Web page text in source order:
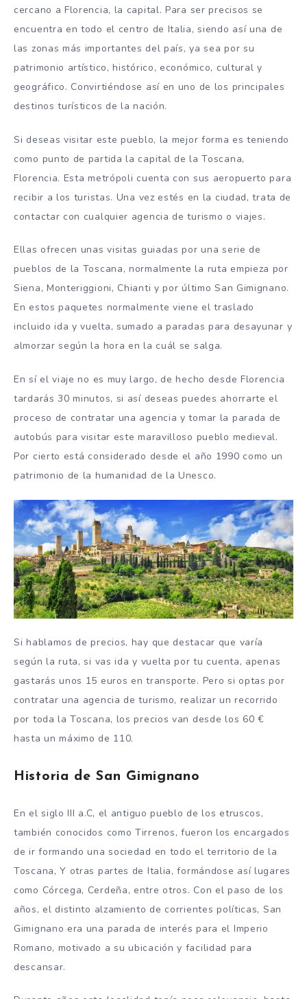
cercano a Florencia, la capital. Para ser precisos se
encuentra en todo el centro de Italia, siendo así una de
las zonas más importantes del país, ya sea por su
patrimonio artístico, histórico, económico, cultural y
geográfico. Convirtiéndose así en uno de los principales
destinos turísticos de la nación.
Si deseas visitar este pueblo, la mejor forma es teniendo
como punto de partida la capital de la Toscana,
Florencia. Esta metrópoli cuenta con sus aeropuerto para
recibir a los turistas. Una vez estés en la ciudad, trata de
contactar con cualquier agencia de turismo o viajes.
Ellas ofrecen unas visitas guiadas por una serie de
pueblos de la Toscana, normalmente la ruta empieza por
Siena, Monteriggioni, Chianti y por último San Gimignano.
En estos paquetes normalmente viene el traslado
incluido ida y vuelta, sumado a paradas para desayunar y
almorzar según la hora en la cuál se salga.
En sí el viaje no es muy largo, de hecho desde Florencia
tardarás 30 minutos, si así deseas puedes ahorrarte el
proceso de contratar una agencia y tomar la parada de
autobús para visitar este maravilloso pueblo medieval.
Por cierto está considerado desde el año 1990 como un
patrimonio de la humanidad de la Unesco.
Si hablamos de precios, hay que destacar que varía
según la ruta, si vas ida y vuelta por tu cuenta, apenas
gastarás unos 15 euros en transporte. Pero si optas por
contratar una agencia de turismo, realizar un recorrido
por toda la Toscana, los precios van desde los 60 €
hasta un máximo de 110.
Historia de San Gimignano
En el siglo III a.C, el antiguo pueblo de los etruscos,
también conocidos como Tirrenos, fueron los encargados
de ir formando una sociedad en todo el territorio de la
Toscana, Y otras partes de Italia, formándose así lugares
como Córcega, Cerdeña, entre otros. Con el paso de los
años, el distinto alzamiento de corrientes políticas, San
Gimignano era una parada de interés para el Imperio
Romano, motivado a su ubicación y facilidad para
descansar.